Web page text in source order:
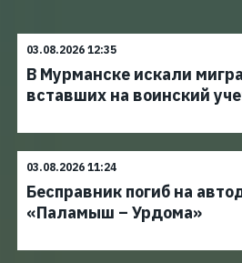
03.08.2026 12:35
В Мурманске искали
вставших на воинский
03.08.2026 11:24
Бесправник погиб на
«Паламыш – Урдома»